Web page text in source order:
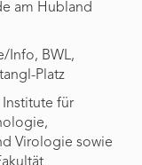
am Hubland
Info, BWL,
Platz
für
Virologie sowie